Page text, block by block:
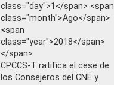
class="day">1</span> <span
class="month">Ago</span>
<span
class="year">2018</span>
</span>
CPCCS-T ratifica el cese de
los Consejeros del CNE y